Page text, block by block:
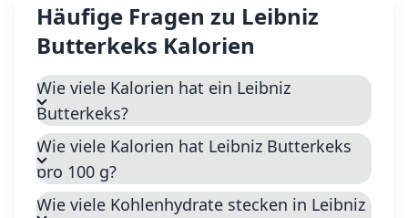
Häufige Fragen zu Leibniz
Butterkeks Kalorien
Wie viele Kalorien hat ein Leibniz
Butterkeks?
Wie viele Kalorien hat Leibniz Butterkeks
pro 100 g?
Wie viele Kohlenhydrate stecken in Leibniz